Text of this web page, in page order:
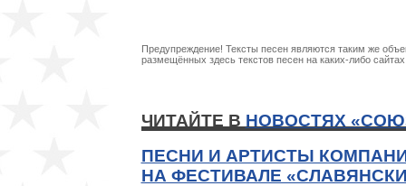
Предупреждение! Тексты песен являются таким же
размещённых здесь текстов песен на каких-либо
ЧИТАЙТЕ В НОВОСТЯХ
ПЕСНИ И АРТИСТЫ
НА ФЕСТИВАЛЕ